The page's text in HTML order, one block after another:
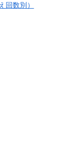
回数別）